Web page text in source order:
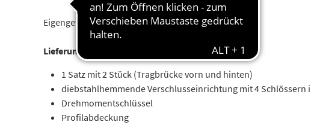
Eigengewicht: ca. 6 kg
Lieferumfang:
1 Satz mit 2 Stück (Tragbrücke vorn und hinten)
diebstahlhemmende Verschlusseinrichtung mit 4 Schlössern
Drehmomentschlüssel
Profilabdeckung